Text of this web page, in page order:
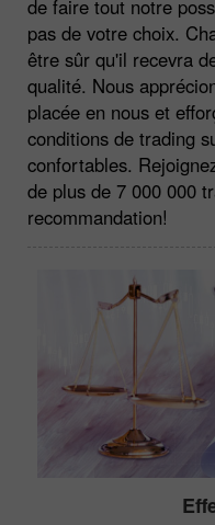
de faire tout notre
pas de votre choix.
être sûr qu'il recevra
qualité. Nous
placée en nous et
conditions de trading
confortables.
de plus de 7 000 000
recommandation!